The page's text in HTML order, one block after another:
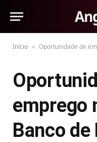
Início » Oportunidade de
emprego
Banco